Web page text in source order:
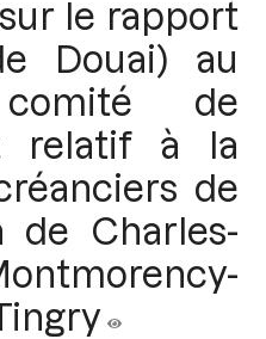
le rapport
Douai) au
de
relatif à la
de
de Charles-